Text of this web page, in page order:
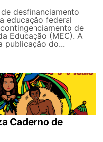
desfinanciamento
educação federal
de
Educação (MEC). A
publicação do...
Caderno de